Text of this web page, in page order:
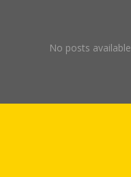
No posts available